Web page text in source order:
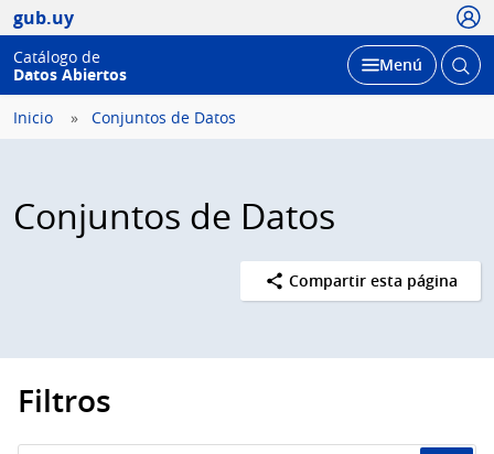
gub.uy
Catálogo de
Datos Abiertos
Desplegar
Menú Abrir
Inicio Conjuntos de Datos
Conjuntos de Datos
Compartir esta página
Filtros